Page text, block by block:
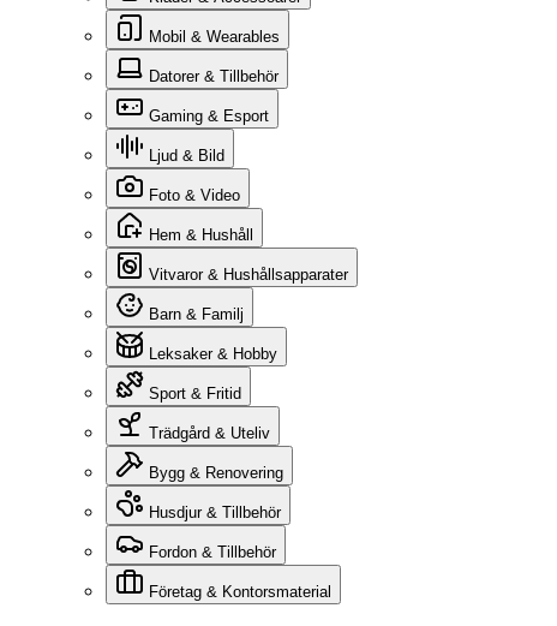
Mobil & Wearables
Datorer & Tillbehör
Gaming & Esport
Ljud & Bild
Foto & Video
Hem & Hushåll
Vitvaror & Hushållsapparater
Barn & Familj
Leksaker & Hobby
Sport & Fritid
Trädgård & Uteliv
Bygg & Renovering
Husdjur & Tillbehör
Fordon & Tillbehör
Företag & Kontorsmaterial